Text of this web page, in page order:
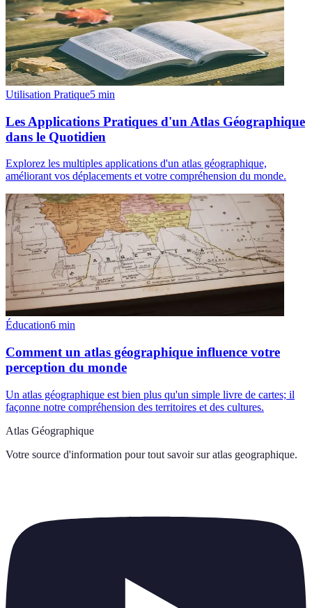
Utilisation Pratique5 min
Les Applications Pratiques d'un Atlas Géographique
dans le Quotidien
Explorez les multiples applications d'un atlas géographique,
améliorant vos déplacements et votre compréhension du monde.
Éducation6 min
Comment un atlas géographique influence votre
perception du monde
Un atlas géographique est bien plus qu'un simple livre de cartes; il
façonne notre compréhension des territoires et des cultures.
Atlas Géographique
Votre source d'information pour tout savoir sur atlas geographique.